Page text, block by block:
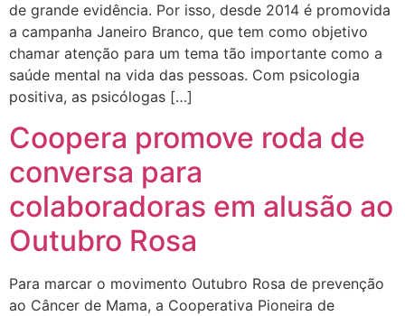
de grande evidência. Por isso, desde 2014 é promovida
a campanha Janeiro Branco, que tem como objetivo
chamar atenção para um tema tão importante como a
saúde mental na vida das pessoas. Com psicologia
positiva, as psicólogas […]
Coopera promove roda de
conversa para
colaboradoras em alusão ao
Outubro Rosa
Para marcar o movimento Outubro Rosa de prevenção
ao Câncer de Mama, a Cooperativa Pioneira de